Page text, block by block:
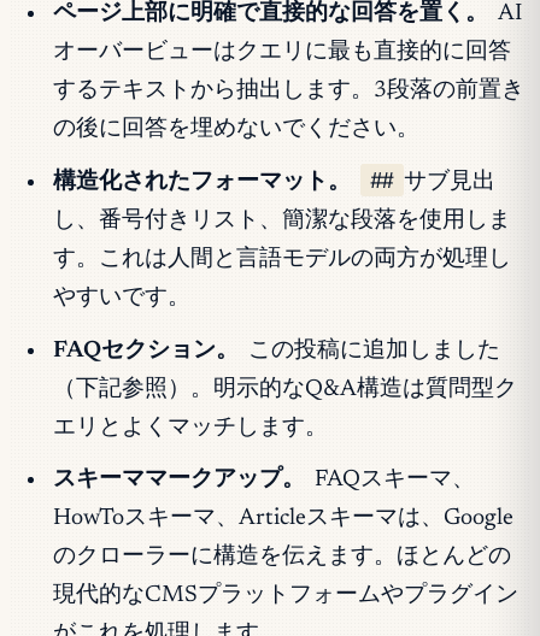
ページ上部に明確で直接的な回答を置く。
AI
オーバービューはクエリに最も直接的に回答
するテキストから抽出します。3段落の前置き
の後に回答を埋めないでください。
構造化されたフォーマット。 ## サブ見出
し、番号付きリスト、簡潔な段落を使用しま
す。これは人間と言語モデルの両方が処理し
やすいです。
FAQセクション。
この投稿に追加しました
（下記参照）。明示的なQ&A構造は質問型ク
エリとよくマッチします。
スキーママークアップ。
FAQスキーマ、
HowToスキーマ、Articleスキーマは、Google
のクローラーに構造を伝えます。ほとんどの
現代的なCMSプラットフォームやプラグイン